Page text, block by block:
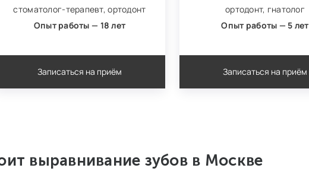
стоматолог-терапевт,ортодонт
Опыт работы — 18 лет
Записаться на приём
ортодонт, гнатолог
Опыт работы — 5 лет
Записаться на приём
выравнивание зубов в Москве